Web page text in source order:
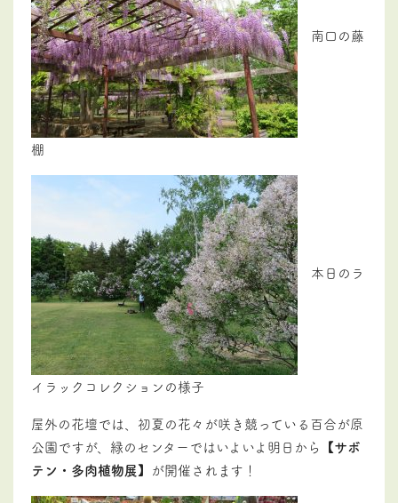
南口の藤
棚
本日のラ
イラックコレクションの様子
屋外の花壇では、初夏の花々が咲き競っている百合が原
公園ですが、緑のセンターではいよいよ明日から 【サボ
テン・多肉植物展】 が開催されます！